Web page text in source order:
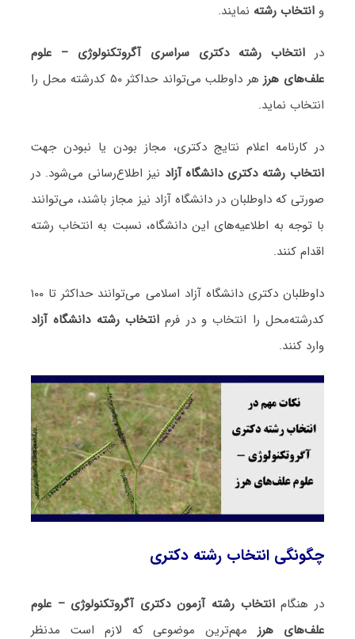
و انتخاب رشته نمایند.
در انتخاب رشته دکتری سراسری آگروتکنولوژی – علوم
علف‌های هرز
هر داوطلب می‌تواند حداکثر ۵۰ کدرشته محل را
انتخاب نماید.
در کارنامه اعلام نتایج دکتری، مجاز بودن یا نبودن جهت
انتخاب رشته دکتری دانشگاه آزاد نیز اطلاع‌رسانی می‌شود. در
صورتی که داوطلبان در دانشگاه آزاد نیز مجاز باشند، می‌توانند
با توجه به اطلاعیه‌های این دانشگاه، نسبت به انتخاب رشته
اقدام کنند.
داوطلبان دکتری دانشگاه آزاد اسلامی می‌توانند حداکثر تا ۱۰۰
کدرشته‌محل را انتخاب و در فرم انتخاب رشته دانشگاه آزاد
وارد کنند.
چگونگی انتخاب رشته دکتری
در هنگامانتخاب رشته آزمون دکتری آگروتکنولوژی – علوم
علف‌های هرز مهم‌ترین موضوعی که لازم است مدنظر